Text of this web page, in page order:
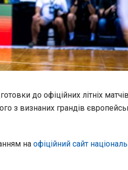
до офіційних літніх матчів
з визнаних грандів
на офіційний сайт